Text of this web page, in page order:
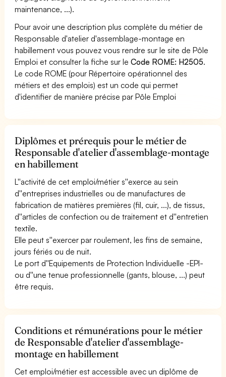
maintenance, ...).
Pour avoir une description plus complète du métier de
Responsable d'atelier d'assemblage-montage en
habillement vous pouvez vous rendre sur le site de Pôle
Emploi et consulter la fiche sur leCode ROME: H2505.
Le code ROME (pour Répertoire opérationnel des
métiers et des emplois) est un code qui permet
d'identifier de manière précise par Pôle Emploi
Diplômes et prérequis pour le métier de
Responsable d'atelier d'assemblage-montage
en habillement
L''activité de cet emploi/métier s''exerce au sein
d''entreprises industrielles ou de manufactures de
fabrication de matières premières (fil, cuir, ...), de tissus,
d''articles de confection ou de traitement et d''entretien
textile.
Elle peut s''exercer par roulement, les fins de semaine,
jours fériés ou de nuit.
Le port d''Equipements de Protection Individuelle -EPI-
ou d''une tenue professionnelle (gants, blouse, ...) peut
être requis.
Conditions et rémunérations pour le métier
de Responsable d'atelier d'assemblage-
montage en habillement
Cet emploi/métier est accessible avec un diplôme de